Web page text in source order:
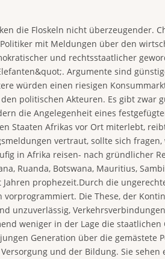
die Floskeln nicht überzeugender.
mit Meldungen über den
und rechtsstaatlicher
Argumente sind
würden einen riesigen
politischen Akteuren. Es gibt
die Angelegenheit eines
Staaten Afrikas vor Ort miterlebt,
vertraut, sollte sich
in Afrika reisen- nach gründlicher
Ruanda, Botswana, Mauritius,
prophezeit.Durch die
vorprogrammiert. Die These, der
unzuverlässig,
weniger in der Lage die
Generation über die gemästete
und der Bildung. Sie